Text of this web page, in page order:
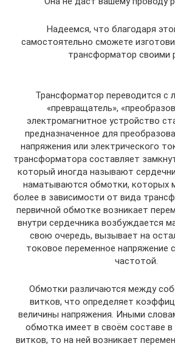
Надеемся, что благодаря
самостоятельно сможете
трансформатор своими
Трансформатор переводится с
«превращатель»,
электромагнитное устройство
предназначенное для
напряжения или электрического
трансформатора составляет
который иногда называют
наматываются обмотки, которых
более в зависимости от вида
первичной обмотке возникает
внутри сердечника возбуждается
свою очередь, вызывает на
токовое переменное напряжение
частотой.
Обмотки различаются между
витков, что определяет
величины напряжения. Иными
обмотка имеет в своём составе
витков, то на ней возникает